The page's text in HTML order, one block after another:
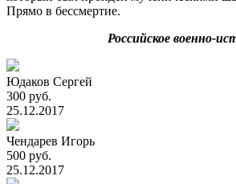
Прямо в бессмертие.
Российское военно-
Юдаков Сергей
300 руб.
25.12.2017
Чендарев Игорь
500 руб.
25.12.2017